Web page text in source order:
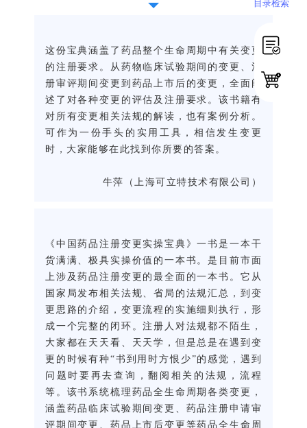
这份宝典涵盖了药品整个生命周期中有关变更
的注册要求。从药物临床试验期间的变更、注
册审评期间变更到药品上市后的变更，全面阐
述了对各种变更的评估及注册要求。该书籍有
对所有变更相关法规的解读，也有案例分析。
可作为一份手头的实用工具，相信发生变更
时，大家能够在此找到你所要的答案。
牛萍（上海可立特技术有限公司）
《中国药品注册变更实操宝典》一书是一本干
货满满、极具实操价值的一本书。是目前市面
上涉及药品注册变更的最全面的一本书。它从
国家局发布相关法规、省局的法规汇总，到变
更思路的介绍，变更流程的实施细则执行，形
成一个完整的闭环。注册人对法规都不陌生，
大家都在天天看、天天学，但是总是在遇到变
更的时候有种“书到用时方恨少”的感觉，遇到
问题时要再去查询，翻阅相关的法规，流程
等。该书系统梳理药品全生命周期各类变更，
涵盖药品临床试验期间变更、药品注册申请审
评期间变更、药品上市后变更等药品全生命周
目录检索